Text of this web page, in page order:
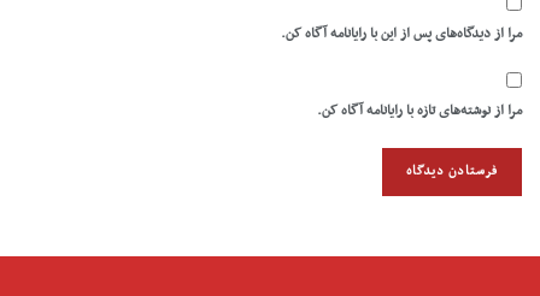
مرا از دیدگاه‌های پس از این با رایانامه آگاه کن.
مرا از نوشته‌های تازه با رایانامه آگاه کن.